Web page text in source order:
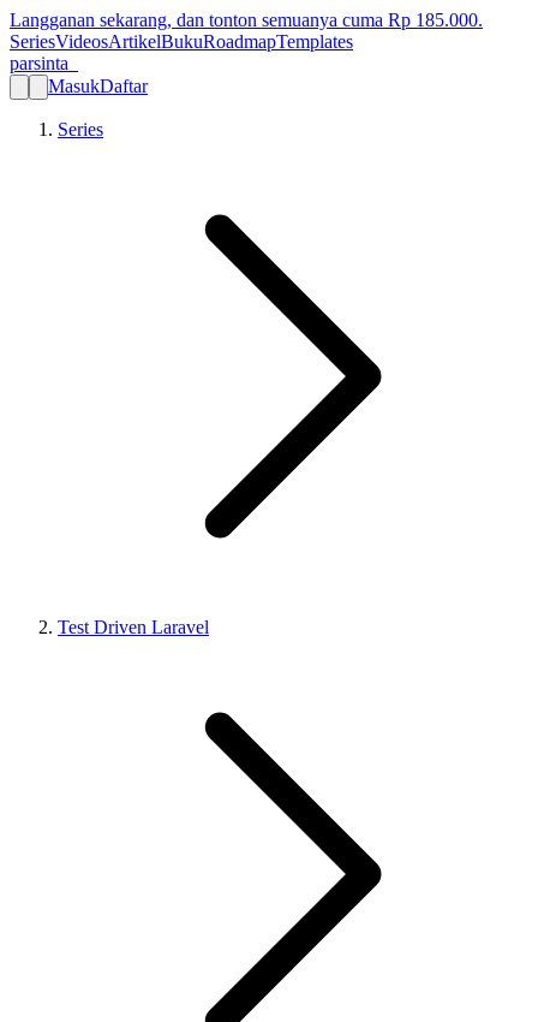
Langganan sekarang, dan tonton semuanya cuma Rp 185.000.
SeriesVideosArtikelBukuRoadmapTemplates
parsinta_
MasukDaftar
Series
Test Driven Laravel